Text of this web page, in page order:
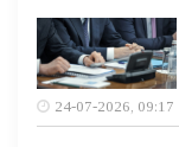
24-07-2026, 09:17